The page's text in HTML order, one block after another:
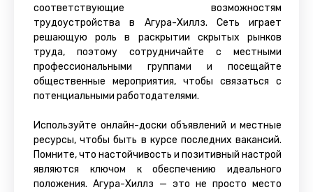
соответствующие возможностям
трудоустройства в Агура-Хиллз. Сеть играет
решающую роль в раскрытии скрытых рынков
труда, поэтому сотрудничайте с местными
профессиональными группами и посещайте
общественные мероприятия, чтобы связаться с
потенциальными работодателями.
Используйте онлайн-доски объявлений и местные
ресурсы, чтобы быть в курсе последних вакансий.
Помните, что настойчивость и позитивный настрой
являются ключом к обеспечению идеального
положения. Агура-Хиллз — это не просто место